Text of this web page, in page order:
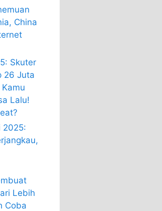
China
Skuter
26 Juta
Lalu!
2025:
Lebih
Coba